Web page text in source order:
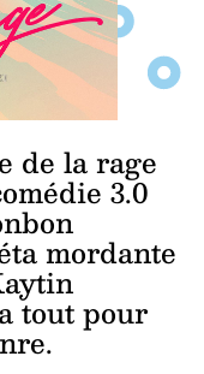
de la rage
3.0
mordante
a tout pour